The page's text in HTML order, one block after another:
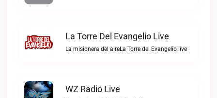
La Torre Del Evangelio Live
La misionera del aireLa Torre del Evangelio live
WZ Radio Live